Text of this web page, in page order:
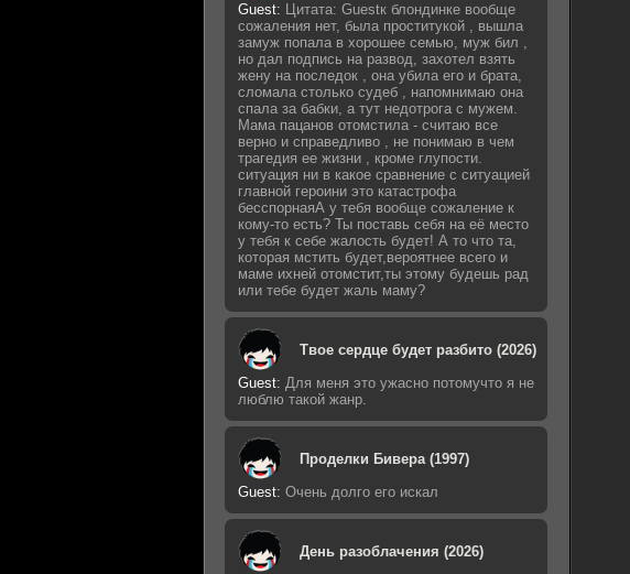
Guest: Цитата: Guestк блондинке вообще
сожаления нет, была проститукой , вышла
замуж попала в хорошее семью, муж бил ,
но дал подпись на развод, захотел взять
жену на последок , она убила его и брата,
сломала столько судеб , напомнимаю она
спала за бабки, а тут недотрога с мужем.
Мама пацанов отомстила - считаю все
верно и справедливо , не понимаю в чем
трагедия ее жизни , кроме глупости.
ситуация ни в какое сравнение с ситуацией
главной героини это катастрофа
бесспорнаяА у тебя вообще сожаление к
кому-то есть? Ты поставь себя на её место
у тебя к себе жалость будет! А то что та,
которая мстить будет,вероятнее всего и
маме ихней отомстит,ты этому будешь рад
или тебе будет жаль маму?
Твое сердце будет разбито (2026)
Guest: Для меня это ужасно потомучто я не
люблю такой жанр.
Проделки Бивера (1997)
Guest: Очень долго его искал
День разоблачения (2026)